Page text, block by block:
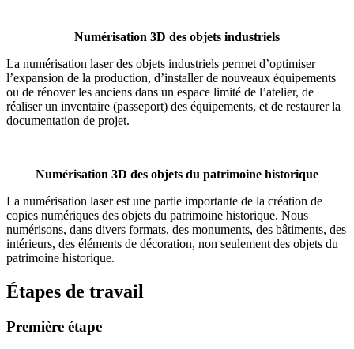
Numérisation 3D des objets industriels
La numérisation laser des objets industriels permet d’optimiser
l’expansion de la production, d’installer de nouveaux équipements
ou de rénover les anciens dans un espace limité de l’atelier, de
réaliser un inventaire (passeport) des équipements, et de restaurer la
documentation de projet.
Numérisation 3D des objets du patrimoine historique
La numérisation laser est une partie importante de la création de
copies numériques des objets du patrimoine historique. Nous
numérisons, dans divers formats, des monuments, des bâtiments, des
intérieurs, des éléments de décoration, non seulement des objets du
patrimoine historique.
Étapes de travail
Première étape